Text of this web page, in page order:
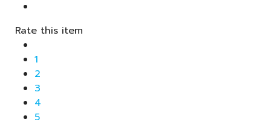
Rate this item
1
2
3
4
5